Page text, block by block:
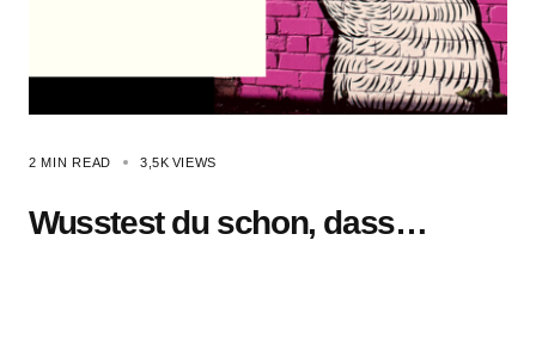
2 MIN READ 3,5K VIEWS
Wusstest du schon, dass…